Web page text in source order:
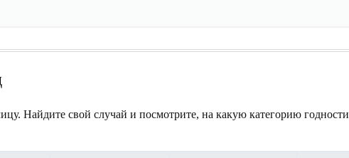
Найдите свой случай и посмотрите, на какую категорию годности